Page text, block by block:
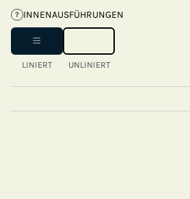
? INNENAUSFÜHRUNGEN
LINIERT UNLINIERT